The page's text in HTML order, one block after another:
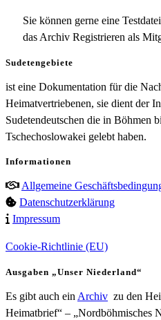
Sie können gerne eine
das Archiv Registrieren als
Sudetengebiete
ist eine Dokumentation für die
Heimatvertriebenen, sie dient der
Sudetendeutschen die in Böhmen
Tschechoslowakei gelebt haben.
Informationen
Allgemeine
Datenschutzerklärung
Impressum
Cookie-Richtlinie (EU)
Ausgaben „Unser Niederland“
Es gibt auch ein Archiv zu den
Heimatbrief“ – „Nordböhmisches